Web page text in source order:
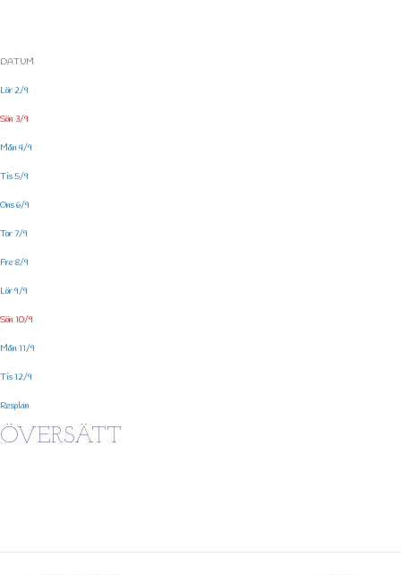
DATUM
Lör 2/9
Sön 3/9
Mån 4/9
Tis 5/9
Ons 6/9
Tor 7/9
Fre 8/9
Lör 9/9
Sön 10/9
Mån 11/9
Tis 12/9
Resplan
ÖVERSÄTT